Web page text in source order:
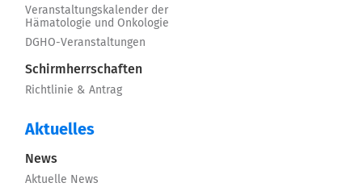
Veranstaltungskalender der
Hämatologie und Onkologie
DGHO-Veranstaltungen
Schirmherrschaften
Richtlinie & Antrag
Aktuelles
News
Aktuelle News